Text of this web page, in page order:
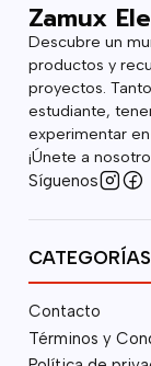
Zamux
Descubre un
productos y
proyectos.
estudiante,
experimentar
¡Únete a
Síguenos
CATEGORÍAS
Contacto
Términos y